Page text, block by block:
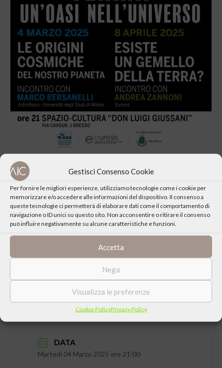
Gestisci Consenso Cookie
Per fornire le migliori esperienze, utilizziamo tecnologie come i cookie per
memorizzare e/o accedere alle informazioni del dispositivo. Il consenso a
queste tecnologie ci permetterà di elaborare dati come il comportamento di
navigazione o ID unici su questo sito. Non acconsentire o ritirare il consenso
può influire negativamente su alcune caratteristiche e funzioni.
Accetta
Nega
Visualizza le preferenze
Cookie PolicyPrivacy Policy
CONDIVIDI QUESTO EVENTO
DATA
Martedì 04 Marzo 2025 ore 21:00